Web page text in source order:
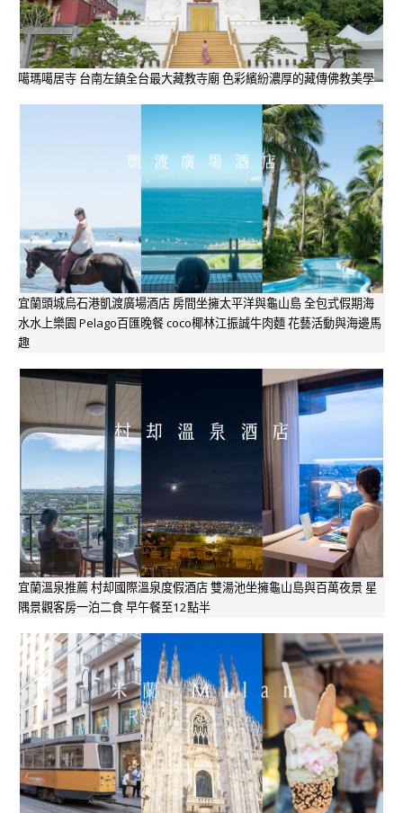
噶瑪噶居寺 台南左鎮全台最大藏教寺廟 色彩繽紛濃厚的藏傳佛教美學
宜蘭頭城烏石港凱渡廣場酒店 房間坐擁太平洋與龜山島 全包式假期海
水水上樂園 Pelago百匯晚餐 coco椰林江振誠牛肉麵 花藝活動與海邊馬
趣
宜蘭溫泉推薦 村却國際溫泉度假酒店 雙湯池坐擁龜山島與百萬夜景 星
隅景觀客房一泊二食 早午餐至12點半